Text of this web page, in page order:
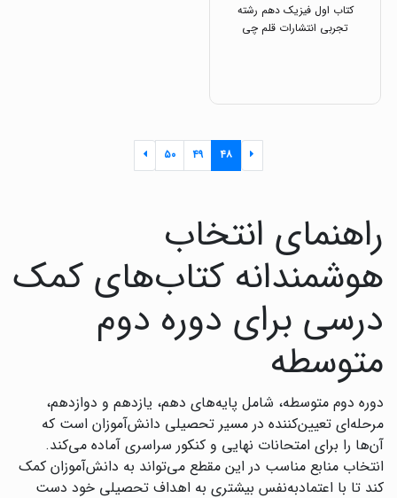
کتاب اول فیزیک دهم رشته
تجربی انتشارات قلم چی
۴۸ ۴۹ ۵۰
راهنمای انتخاب
هوشمندانه کتاب‌های کمک
درسی برای دوره دوم
متوسطه
دوره دوم متوسطه، شامل پایه‌های دهم، یازدهم و دوازدهم،
مرحله‌ای تعیین‌کننده در مسیر تحصیلی دانش‌آموزان است که
آن‌ها را برای امتحانات نهایی و کنکور سراسری آماده می‌کند.
انتخاب منابع مناسب در این مقطع می‌تواند به دانش‌آموزان کمک
کند تا با اعتمادبه‌نفس بیشتری به اهداف تحصیلی خود دست